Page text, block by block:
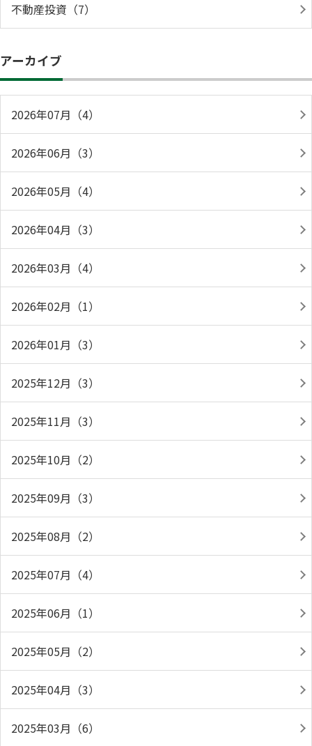
不動産投資（7）
アーカイブ
2026年07月（4）
2026年06月（3）
2026年05月（4）
2026年04月（3）
2026年03月（4）
2026年02月（1）
2026年01月（3）
2025年12月（3）
2025年11月（3）
2025年10月（2）
2025年09月（3）
2025年08月（2）
2025年07月（4）
2025年06月（1）
2025年05月（2）
2025年04月（3）
2025年03月（6）